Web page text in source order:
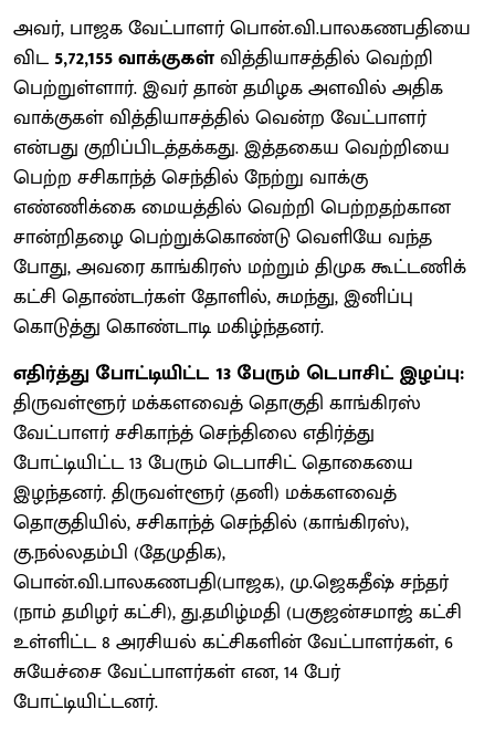
அவர், பாஜக வேட்பாளர் பொன்.வி.பாலகணபதியை
விட5,72,155 வாக்குகள்வித்தியாசத்தில் வெற்றி
பெற்றுள்ளார். இவர் தான் தமிழக அளவில் அதிக
வாக்குகள் வித்தியாசத்தில் வென்ற வேட்பாளர்
என்பது குறிப்பிடத்தக்கது. இத்தகைய வெற்றியை
பெற்ற சசிகாந்த் செந்தில் நேற்று வாக்கு
எண்ணிக்கை மையத்தில் வெற்றி பெற்றதற்கான
சான்றிதழை பெற்றுக்கொண்டு வெளியே வந்த
போது, அவரை காங்கிரஸ் மற்றும் திமுக கூட்டணிக்
கட்சி தொண்டர்கள் தோளில், சுமந்து, இனிப்பு
கொடுத்து கொண்டாடி மகிழ்ந்தனர்.
எதிர்த்து போட்டியிட்ட 13 பேரும் டெபாசிட் இழப்பு:
திருவள்ளூர் மக்களவைத் தொகுதி காங்கிரஸ்
வேட்பாளர் சசிகாந்த் செந்திலை எதிர்த்து
போட்டியிட்ட 13 பேரும் டெபாசிட் தொகையை
இழந்தனர். திருவள்ளூர் (தனி) மக்களவைத்
தொகுதியில், சசிகாந்த் செந்தில் (காங்கிரஸ்),
கு.நல்லதம்பி (தேமுதிக),
பொன்.வி.பாலகணபதி(பாஜக), மு.ஜெகதீஷ் சந்தர்
(நாம் தமிழர் கட்சி), து.தமிழ்மதி (பகுஜன்சமாஜ் கட்சி
உள்ளிட்ட 8 அரசியல் கட்சிகளின் வேட்பாளர்கள், 6
சுயேச்சை வேட்பாளர்கள் என, 14 பேர்
போட்டியிட்டனர்.